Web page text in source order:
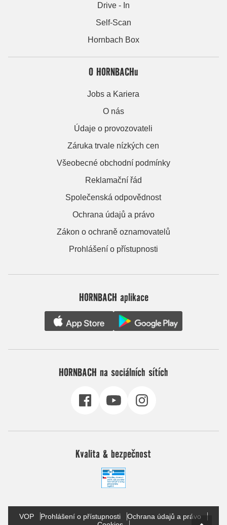
Drive - In
Self-Scan
Hornbach Box
O HORNBACHu
Jobs a Kariera
O nás
Údaje o provozovateli
Záruka trvale nízkých cen
Všeobecné obchodní podmínky
Reklamační řád
Společenská odpovědnost
Ochrana údajů a právo
Zákon o ochraně oznamovatelů
Prohlášení o přístupnosti
HORNBACH aplikace
HORNBACH na sociálních sítích
Kvalita & bezpečnost
VOP Prohlášení o přístupnosti
Ochrana údajů a právo